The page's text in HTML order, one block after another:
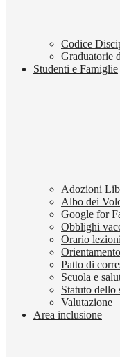
Codice
Graduatorie
Studenti e Famiglie
Adozioni
Albo dei
Google for
Obblighi
Orario lezioni
Patto di
Scuola e
Statuto dello
Valutazione
Area inclusione